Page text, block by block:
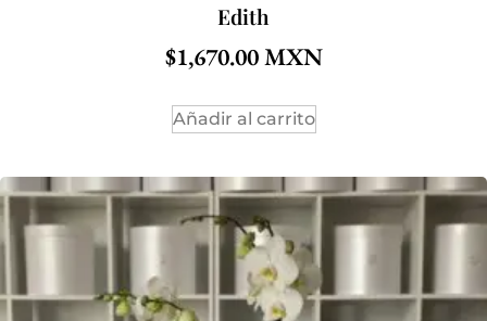
Edith
$1,670.00
Añadir al carrito